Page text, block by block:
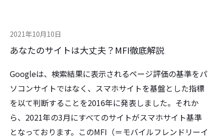
2021年10月10日
あなたのサイトは大丈夫？MFI徹底解説
Googleは、検索結果に表示されるページ評価の基準をパ
ソコンサイトではなく、スマホサイトを基盤とした指標
を以て判断することを2016年に発表しました。それか
ら、2021年の3月にすべてのサイトがスマホサイト基準
となっております。このMFI（＝モバイルフレンドリーイ